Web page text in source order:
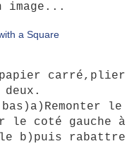
image...
carré,plier
le
coté gauche à
b)puis rabattre